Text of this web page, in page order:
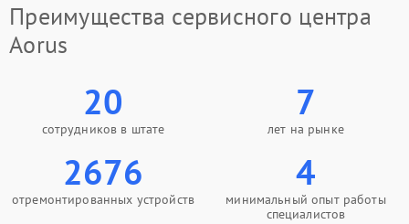
Преимущества сервисного центра
Aorus
20
сотрудников в штате
7
лет на рынке
2676
отремонтированных устройств
4
минимальный опыт работы
специалистов